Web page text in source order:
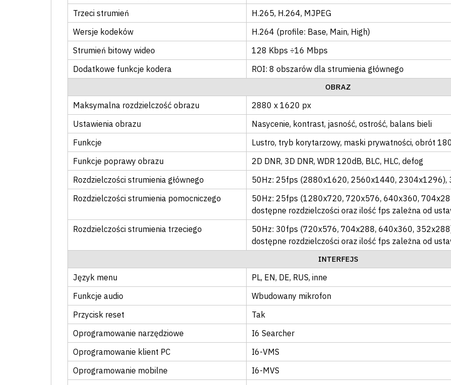
Trzeci strumień
H.265, H.264, MJPEG
Wersje kodeków
H.264 (profile: Base, Main, High)
Strumień bitowy wideo
128 Kbps ÷16 Mbps
Dodatkowe funkcje kodera
ROI: 8 obszarów dla strumienia głównego
OBRAZ
Maksymalna rozdzielczość obrazu
2880 x 1620 px
Ustawienia obrazu
Nasycenie, kontrast, jasność, ostrość, balans bieli
Funkcje
Lustro, tryb korytarzowy, maski prywatności, obrót
Funkcje poprawy obrazu
2D DNR, 3D DNR, WDR 120dB, BLC, HLC, defog
Rozdzielczości strumienia głównego
50Hz: 25fps (2880x1620, 2560x1440,
Rozdzielczości strumienia pomocniczego
50Hz: 25fps (1280x720, 720x576, 640x360,
dostępne rozdzielczości oraz ilość fps zależna od
Rozdzielczości strumienia trzeciego
50Hz: 30fps (720x576, 704x288, 640x360,
dostępne rozdzielczości oraz ilość fps zależna od
INTERFEJS
Język menu PL, EN, DE, RUS, inne
Funkcje audio
Wbudowany mikrofon
Przycisk reset
Tak
Oprogramowanie narzędziowe
I6 Searcher
Oprogramowanie klient PC
I6-VMS
Oprogramowanie mobilne
I6-MVS